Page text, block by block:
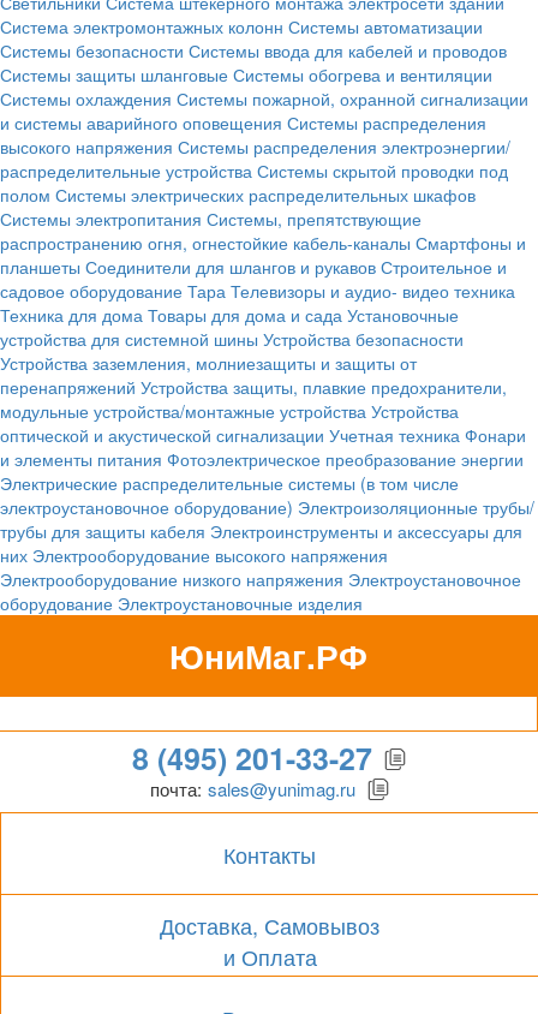
Система электромонтажных колонн Системы автоматизации
Системы безопасности Системы ввода для кабелей и проводов
Системы защиты шланговые Системы обогрева и вентиляции
Системы охлаждения Системы пожарной, охранной сигнализации
и системы аварийного оповещения Системы распределения
высокого напряжения Системы распределения электроэнергии/
распределительные устройства Системы скрытой проводки под
полом Системы электрических распределительных шкафов
Системы электропитания Системы, препятствующие
распространению огня, огнестойкие кабель-каналы Смартфоны и
планшеты Соединители для шлангов и рукавов Строительное и
садовое оборудование Тара Телевизоры и аудио- видео техника
Техника для дома Товары для дома и сада Установочные
устройства для системной шины Устройства безопасности
Устройства заземления, молниезащиты и защиты от
перенапряжений Устройства защиты, плавкие предохранители,
модульные устройства/монтажные устройства Устройства
оптической и акустической сигнализации Учетная техника Фонари
и элементы питания Фотоэлектрическое преобразование энергии
Электрические распределительные системы (в том числе
электроустановочное оборудование) Электроизоляционные трубы/
трубы для защиты кабеля Электроинструменты и аксессуары для
них Электрооборудование высокого напряжения
Электрооборудование низкого напряжения Электроустановочное
оборудование Электроустановочные изделия
ЮниМаг.РФ
Гипермаркет для бизнеса
8 (495) 201-33-27
почта: sales@yunimag.ru
Контакты
Доставка, Самовывоз
и Оплата